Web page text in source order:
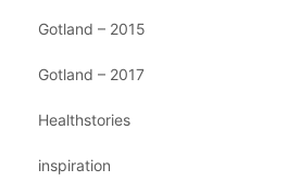
Gotland – 2015
Gotland – 2017
Healthstories
inspiration